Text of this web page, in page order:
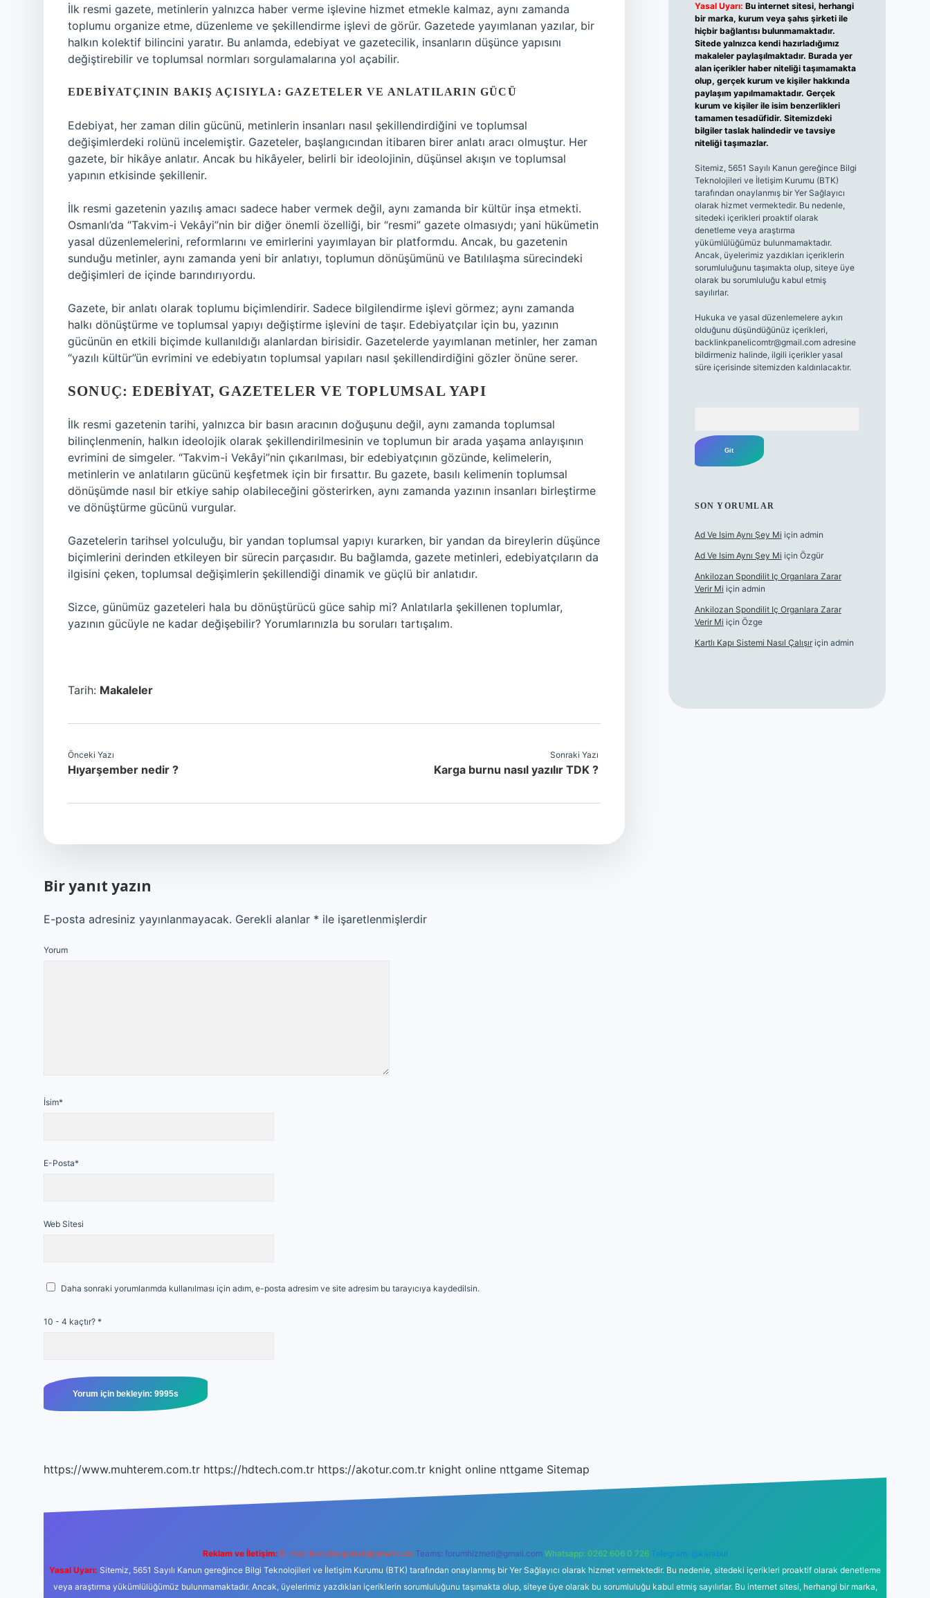
İlk resmi gazete, metinlerin yalnızca haber verme işlevine hizmet etmekle kalmaz, aynı zamanda
toplumu organize etme, düzenleme ve şekillendirme işlevi de görür. Gazetede yayımlanan yazılar, bir
halkın kolektif bilincini yaratır. Bu anlamda, edebiyat ve gazetecilik, insanların düşünce yapısını
değiştirebilir ve toplumsal normları sorgulamalarına yol açabilir.
EDEBIYATÇININ BAKIŞ AÇISIYLA: GAZETELER VE ANLATILARIN GÜCÜ
Edebiyat, her zaman dilin gücünü, metinlerin insanları nasıl şekillendirdiğini ve toplumsal
değişimlerdeki rolünü incelemiştir. Gazeteler, başlangıcından itibaren birer anlatı aracı olmuştur. Her
gazete, bir hikâye anlatır. Ancak bu hikâyeler, belirli bir ideolojinin, düşünsel akışın ve toplumsal
yapının etkisinde şekillenir.
İlk resmi gazetenin yazılış amacı sadece haber vermek değil, aynı zamanda bir kültür inşa etmekti.
Osmanlı’da “Takvim-i Vekâyi”nin bir diğer önemli özelliği, bir “resmi” gazete olmasıydı; yani hükümetin
yasal düzenlemelerini, reformlarını ve emirlerini yayımlayan bir platformdu. Ancak, bu gazetenin
sunduğu metinler, aynı zamanda yeni bir anlatıyı, toplumun dönüşümünü ve Batılılaşma sürecindeki
değişimleri de içinde barındırıyordu.
Gazete, bir anlatı olarak toplumu biçimlendirir. Sadece bilgilendirme işlevi görmez; aynı zamanda
halkı dönüştürme ve toplumsal yapıyı değiştirme işlevini de taşır. Edebiyatçılar için bu, yazının
gücünün en etkili biçimde kullanıldığı alanlardan birisidir. Gazetelerde yayımlanan metinler, her zaman
“yazılı kültür”ün evrimini ve edebiyatın toplumsal yapıları nasıl şekillendirdiğini gözler önüne serer.
SONUÇ: EDEBIYAT, GAZETELER VE TOPLUMSAL YAPI
İlk resmi gazetenin tarihi, yalnızca bir basın aracının doğuşunu değil, aynı zamanda toplumsal
bilinçlenmenin, halkın ideolojik olarak şekillendirilmesinin ve toplumun bir arada yaşama anlayışının
evrimini de simgeler. “Takvim-i Vekâyi”nin çıkarılması, bir edebiyatçının gözünde, kelimelerin,
metinlerin ve anlatıların gücünü keşfetmek için bir fırsattır. Bu gazete, basılı kelimenin toplumsal
dönüşümde nasıl bir etkiye sahip olabileceğini gösterirken, aynı zamanda yazının insanları birleştirme
ve dönüştürme gücünü vurgular.
Gazetelerin tarihsel yolculuğu, bir yandan toplumsal yapıyı kurarken, bir yandan da bireylerin düşünce
biçimlerini derinden etkileyen bir sürecin parçasıdır. Bu bağlamda, gazete metinleri, edebiyatçıların da
ilgisini çeken, toplumsal değişimlerin şekillendiği dinamik ve güçlü bir anlatıdır.
Sizce, günümüz gazeteleri hala bu dönüştürücü güce sahip mi? Anlatılarla şekillenen toplumlar,
yazının gücüyle ne kadar değişebilir? Yorumlarınızla bu soruları tartışalım.
Tarih: Makaleler
Önceki Yazı
Hıyarşember nedir ?
Sonraki Yazı
Karga burnu nasıl yazılır TDK ?
Bir yanıt yazın
E-posta adresiniz yayınlanmayacak. Gerekli alanlar * ile işaretlenmişlerdir
Yorum
İsim*
E-Posta*
Web Sitesi
Daha sonraki yorumlarımda kullanılması için adım, e-posta adresim ve site adresim bu tarayıcıya kaydedilsin.
10 - 4 kaçtır? *
https://www.muhterem.com.tr https://hdtech.com.tr https://akotur.com.tr knight online nttgame Sitemap
Yasal Uyarı: Bu internet sitesi, herhangi
bir marka, kurum veya şahıs şirketi ile
hiçbir bağlantısı bulunmamaktadır.
Sitede yalnızca kendi hazırladığımız
makaleler paylaşılmaktadır. Burada yer
alan içerikler haber niteliği taşımamakta
olup, gerçek kurum ve kişiler hakkında
paylaşım yapılmamaktadır. Gerçek
kurum ve kişiler ile isim benzerlikleri
tamamen tesadüfidir. Sitemizdeki
bilgiler taslak halindedir ve tavsiye
niteliği taşımazlar.
Sitemiz, 5651 Sayılı Kanun gereğince Bilgi
Teknolojileri ve İletişim Kurumu (BTK)
tarafından onaylanmış bir Yer Sağlayıcı
olarak hizmet vermektedir. Bu nedenle,
sitedeki içerikleri proaktif olarak
denetleme veya araştırma
yükümlülüğümüz bulunmamaktadır.
Ancak, üyelerimiz yazdıkları içeriklerin
sorumluluğunu taşımakta olup, siteye üye
olarak bu sorumluluğu kabul etmiş
sayılırlar.
Hukuka ve yasal düzenlemelere aykırı
olduğunu düşündüğünüz içerikleri,
backlinkpanelicomtr@gmail.comadresine
bildirmeniz halinde, ilgili içerikler yasal
süre içerisinde sitemizden kaldırılacaktır.
SON YORUMLAR
Ad Ve Isim Aynı Şey Mi için admin
Ad Ve Isim Aynı Şey Mi için Özgür
Ankilozan Spondilit Iç Organlara Zarar
Verir Mi için admin
Ankilozan Spondilit Iç Organlara Zarar
Verir Mi için Özge
Kartlı Kapı Sistemi Nasıl Çalışıriçin admin
Reklam ve İletişim: E-mail: backlinkpaneli@gmail.com Teams: forumhizmeti@gmail.com Whatsapp: 0262 606 0 726 Telegram: @karabul
Yasal Uyarı: Sitemiz, 5651 Sayılı Kanun gereğince Bilgi Teknolojileri ve İletişim Kurumu (BTK) tarafından onaylanmış bir Yer Sağlayıcı olarak hizmet vermektedir. Bu nedenle, sitedeki içerikleri proaktif olarak denetleme
veya araştırma yükümlülüğümüz bulunmamaktadır. Ancak, üyelerimiz yazdıkları içeriklerin sorumluluğunu taşımakta olup, siteye üye olarak bu sorumluluğu kabul etmiş sayılırlar. Bu internet sitesi, herhangi bir marka,